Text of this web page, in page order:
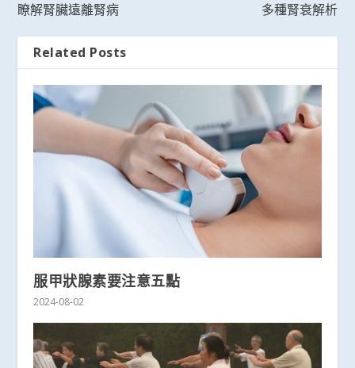
瞭解腎臟遠離腎病 多種腎衰解析
Related Posts
服甲狀腺素要注意五點
2024-08-02